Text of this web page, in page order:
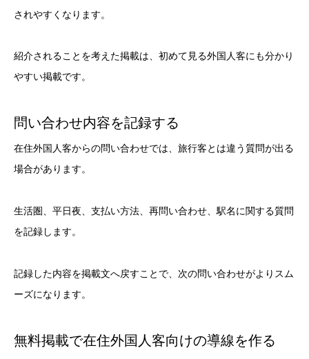
されやすくなります。
紹介されることを考えた掲載は、初めて見る外国人客にも分かり
やすい掲載です。
問い合わせ内容を記録する
在住外国人客からの問い合わせでは、旅行客とは違う質問が出る
場合があります。
生活圏、平日夜、支払い方法、再問い合わせ、駅名に関する質問
を記録します。
記録した内容を掲載文へ戻すことで、次の問い合わせがよりスム
ーズになります。
無料掲載で在住外国人客向けの導線を作る